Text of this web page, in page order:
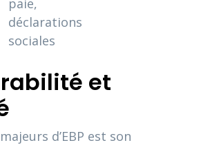
paie,
déclarations
sociales
et
d’EBP est son